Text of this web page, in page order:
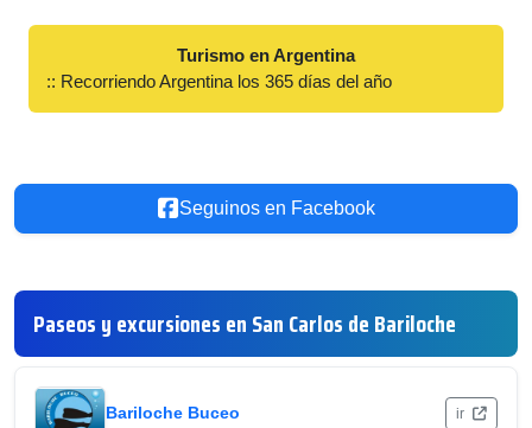
Turismo en Argentina
:: Recorriendo Argentina los 365 días del año
Seguinos en Facebook
Paseos y excursiones en San Carlos de Bariloche
Bariloche Buceo ir